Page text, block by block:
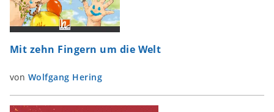
Mit zehn Fingern um die Welt
von Wolfgang Hering